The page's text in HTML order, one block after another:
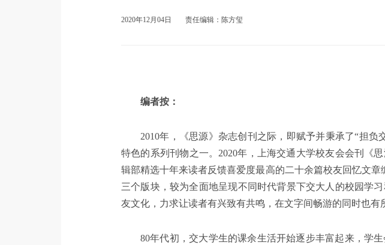
2020年12月04日 责任编辑：陈方玺
编者按：
2010年，《思源》杂志创刊之际，即赋予并秉承了“担
特色的系列刊物之一。2020年，上海交通大学校友会会刊《
辑部精选十年来读者反馈喜爱度最高的二十余篇校友回忆文
三个版块，较为全面地呈现不同时代背景下交大人的校园学
友文化，力求让读者有兴致有共鸣，在文字间畅游的同时也有
80年代初，交大学生的课余生活开始逐步丰富起来，学